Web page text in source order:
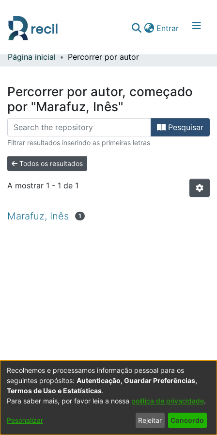
Entrar(current)
Comunidades & Coleções
Página inicial Percorrer por autor
Percorrer por autor, começado
por "Marafuz, Inês"
Pesquisar
Filtrar resultados inserindo as primeiras letras
Todos os resultados
A mostrar 1 - 1 de 1
Marafuz, Inês 1
Powered by DSpace Copyright © 2003-2026LYRASIS
Configurações
Política de
Privacidade
Termos
de Uso
Contacte-
nos
Recolhemos e processamos informação pessoal para os
seguintes propósitos: Autenticação, Guardar Preferências,
Termos de Uso e Estatísticas.
Para saber mais, por favor leia a nossa política de privacidade.
Pesonalizar Rejeitar Concordo